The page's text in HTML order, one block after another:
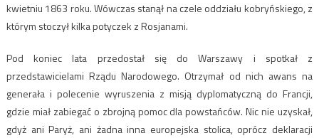
kwietniu 1863 roku. Wówczas stanął na czele oddziału kobryńskiego, z
którym stoczył kilka potyczek z Rosjanami.
Pod koniec lata przedostał się do Warszawy i spotkał z
przedstawicielami Rządu Narodowego. Otrzymał od nich awans na
generała i polecenie wyruszenia z misją dyplomatyczną do Francji,
gdzie miał zabiegać o zbrojną pomoc dla powstańców. Nic nie uzyskał,
gdyż ani Paryż, ani żadna inna europejska stolica, oprócz deklaracji